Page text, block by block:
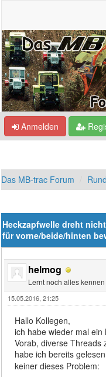
Anmelden
Das MB-trac Forum
Heckzapfwelle dreht
für vorne/beide/hinten
helmog
Lernt noch alles kennen
15.05.2016, 21:25
Hallo Kollegen,
ich habe wieder mal
Vorab, diverse Threads
habe ich bereits
keiner dieses Problem: